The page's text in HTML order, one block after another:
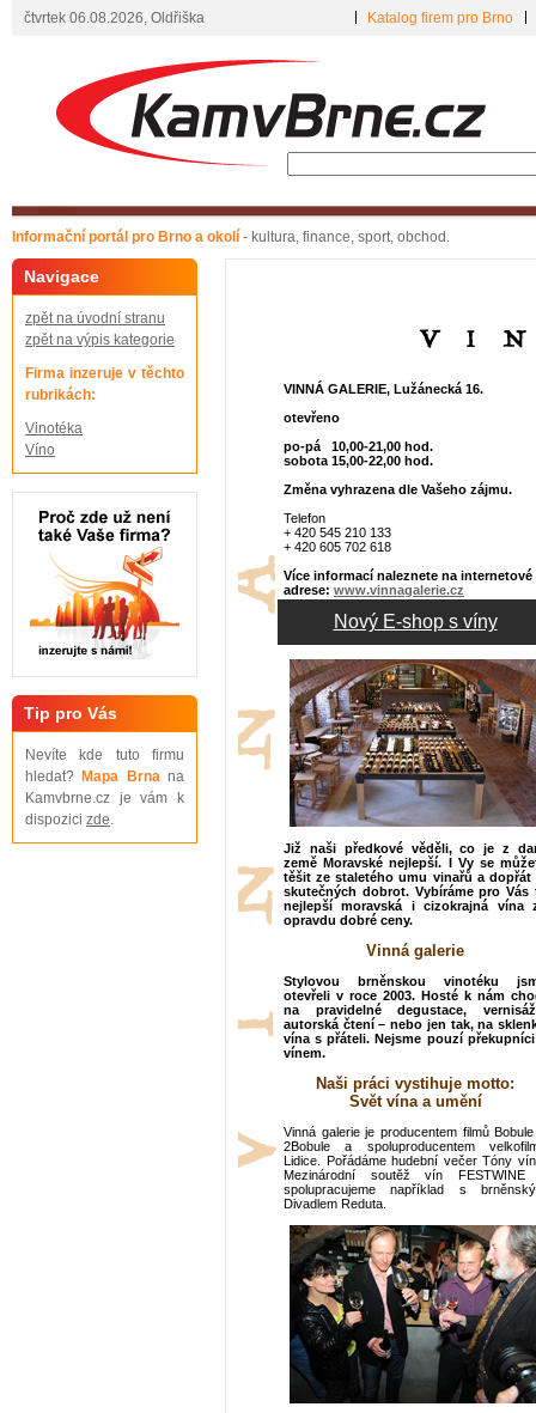
Informační portál pro Brno a okolí - kultura, finance, sport, obchod.
Katalog firem pro Brno
čtvrtek 06.08.2026, Oldřiška
Navigace
zpět na úvodní stranu
zpět na výpis kategorie
Firma inzeruje v těchto
rubrikách:
Vinotéka
Víno
Tip pro Vás
Nevíte kde tuto firmu
hledat? Mapa Brnana
Kamvbrne.cz je vám k
dispozici zde.
VINNÁ GALERIE, Lužánecká 16.
otevřeno
po-pá 10,00-21,00 hod.
sobota 15,00-22,00 hod.
Změna vyhrazena dle Vašeho zájmu.
Telefon
+ 420 545 210 133
+ 420 605 702 618
Více informací naleznete na internetové
adrese: www.vinnagalerie.cz
Nový E-shop s víny
Již naši předkové věděli, co je z
země Moravské nejlepší. I Vy se
těšit ze staletého umu vinařů a dopřát
skutečných dobrot. Vybíráme pro Vás
nejlepší moravská i cizokrajná vína
opravdu dobré ceny.
Vinná galerie
Stylovou brněnskou vinotéku
otevřeli v roce 2003. Hosté k nám
na pravidelné degustace,
autorská čtení – nebo jen tak, na
vína s přáteli. Nejsme pouzí
vínem.
Naši práci vystihuje motto:
Svět vína a umění
Vinná galerie je producentem filmů
2Bobule a spoluproducentem
Lidice. Pořádáme hudební večer Tóny
Mezinárodní soutěž vín FESTWINE
spolupracujeme například s
Divadlem Reduta.